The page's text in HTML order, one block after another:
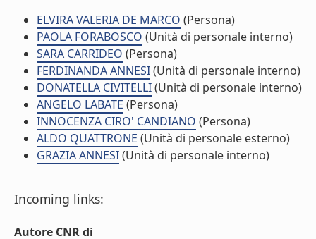
ELVIRA VALERIA DE MARCO (Persona)
PAOLA FORABOSCO (Unità di personale interno)
SARA CARRIDEO (Persona)
FERDINANDA ANNESI(Unità di personale interno)
DONATELLA CIVITELLI(Unità di personale interno)
ANGELO LABATE (Persona)
INNOCENZA CIRO' CANDIANO (Persona)
ALDO QUATTRONE (Unità di personale esterno)
GRAZIA ANNESI(Unità di personale interno)
Incoming links:
Autore CNR di